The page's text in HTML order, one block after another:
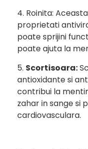
4. Roinita:
proprietati
poate sprijini
poate ajuta la
5. Scortisoara:
antioxidante si
contribui la
zahar in sange si
cardiovasculara.